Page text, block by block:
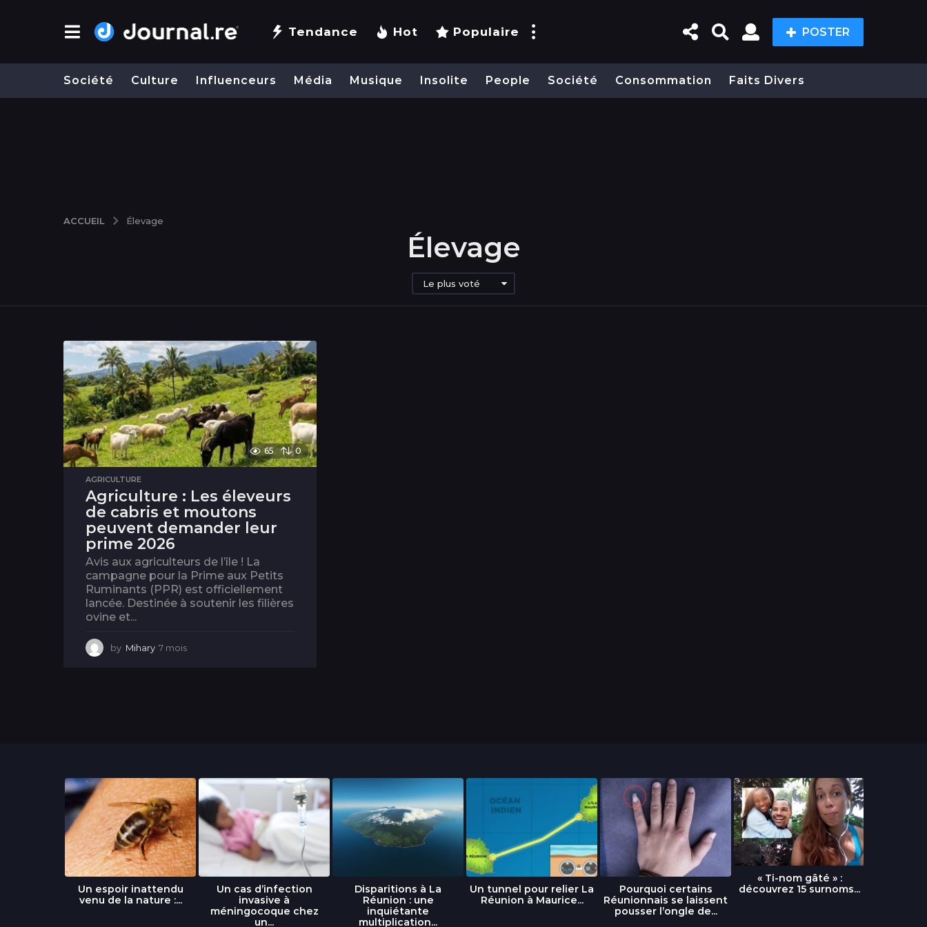
Tendance Hot Populaire POSTER
Société Culture Influenceurs Média Musique Insolite People Société Consommation Faits Divers
ACCUEIL Élevage
Élevage
Le plus voté
65 0
AGRICULTURE
Agriculture : Les éleveurs
de cabris et moutons
peuvent demander leur
prime 2026
Avis aux agriculteurs de l’île ! La
campagne pour la Prime aux Petits
Ruminants (PPR) est officiellement
lancée. Destinée à soutenir les filières
ovine et...
by Mihary 7 mois
Un espoir inattendu
venu de la nature :...
Un cas d’infection
invasive à
méningocoque chez
un...
Disparitions à La
Réunion : une
inquiétante
multiplication...
Un tunnel pour relier La
Réunion à Maurice...
Pourquoi certains
Réunionnais se laissent
pousser l’ongle de...
« Ti-nom gâté » :
découvrez 15 surnoms...